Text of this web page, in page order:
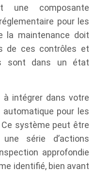
une composante
pour les
la maintenance doit
de ces contrôles et
sont dans un état
à intégrer dans votre
automatique pour les
système peut être
série d’actions
approfondie
identifié, bien avant